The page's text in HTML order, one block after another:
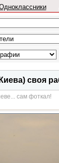
своя
сам фоткал!